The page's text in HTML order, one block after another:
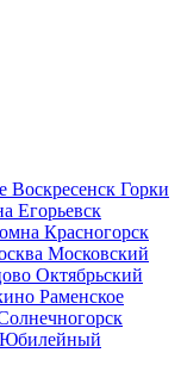
Воскресенск Горки
Егорьевск
Красногорск
Московский
Октябрьский
Раменское
Юбилейный